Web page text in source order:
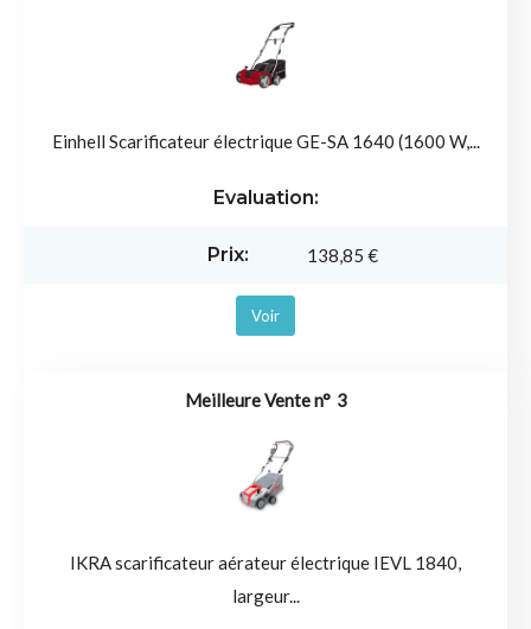
Einhell Scarificateur électrique GE-SA 1640 (1600 W,...
138,85 €
Voir
3
IKRA scarificateur aérateur électrique IEVL 1840,
largeur...